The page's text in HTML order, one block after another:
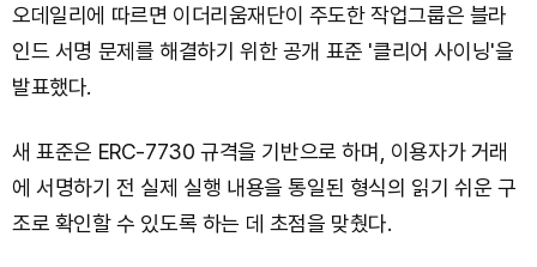
오데일리에 따르면 이더리움재단이 주도한 작업그룹은 블라
인드 서명 문제를 해결하기 위한 공개 표준 '클리어 사이닝'을
발표했다.
새 표준은 ERC-7730 규격을 기반으로 하며, 이용자가 거래
에 서명하기 전 실제 실행 내용을 통일된 형식의 읽기 쉬운 구
조로 확인할 수 있도록 하는 데 초점을 맞췄다.